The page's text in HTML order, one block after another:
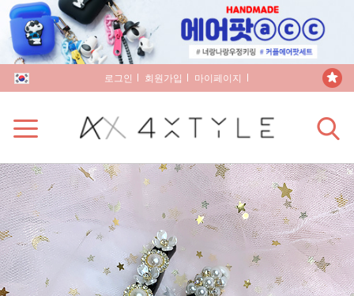
로그인 회원가입 마이페이지